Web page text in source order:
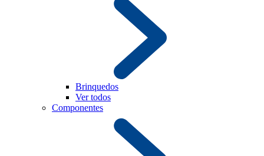
Brinquedos
Ver todos
Componentes